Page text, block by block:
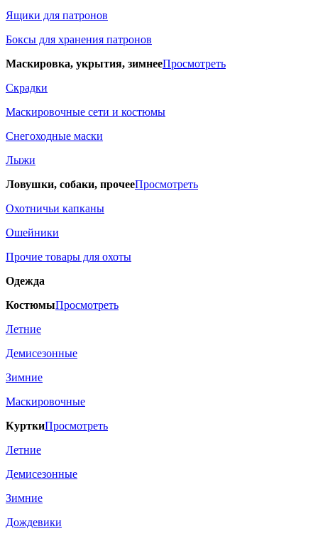
Ящики для патронов
Боксы для хранения патронов
Маскировка, укрытия, зимнееПросмотреть
Скрадки
Маскировочные сети и костюмы
Снегоходные маски
Лыжи
Ловушки, собаки, прочееПросмотреть
Охотничьи капканы
Ошейники
Прочие товары для охоты
Одежда
КостюмыПросмотреть
Летние
Демисезонные
Зимние
Маскировочные
КурткиПросмотреть
Летние
Демисезонные
Зимние
Дождевики